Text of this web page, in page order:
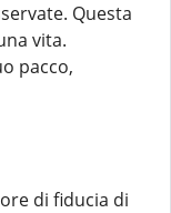
Questa
vita.
pacco,
di fiducia di